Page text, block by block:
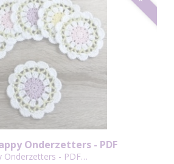
Onderzetters - PDF
Onderzetters - PDF…